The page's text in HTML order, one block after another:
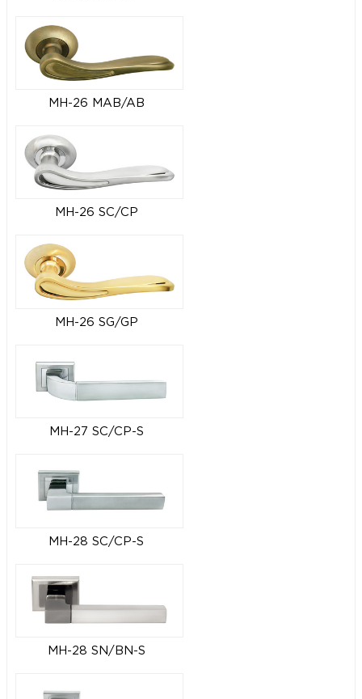
MH-26 MAB/AB
MH-26 SC/CP
MH-26 SG/GP
MH-27 SC/CP-S
MH-28 SC/CP-S
MH-28 SN/BN-S